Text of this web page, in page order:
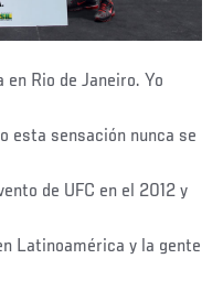
Rio de Janeiro. Yo
esta sensación nunca se
de UFC en el 2012 y
Latinoamérica y la gente